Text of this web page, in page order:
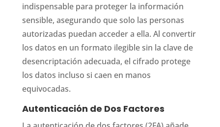
indispensable para proteger la información
sensible, asegurando que solo las personas
autorizadas puedan acceder a ella. Al convertir
los datos en un formato ilegible sin la clave de
desencriptación adecuada, el cifrado protege
los datos incluso si caen en manos
equivocadas.
Autenticación de Dos Factores